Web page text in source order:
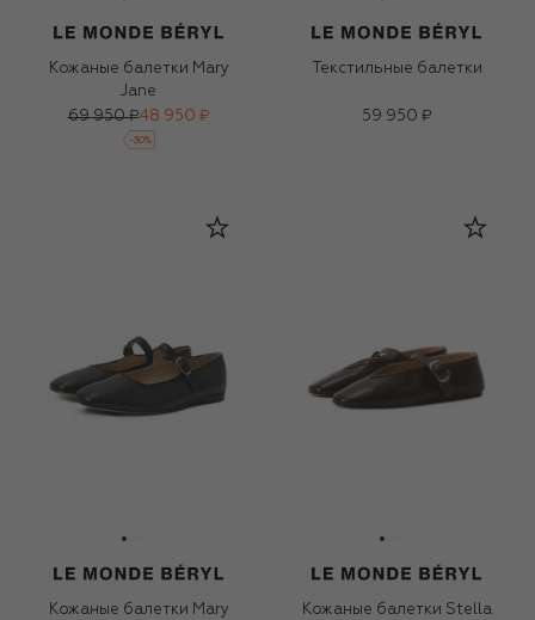
Кожаные балетки Mary
Jane
69 950 ₽48 950 ₽
-30%
Текстильные балетки
59 950 ₽
Кожаные балетки Mary
Кожаные балетки Stella